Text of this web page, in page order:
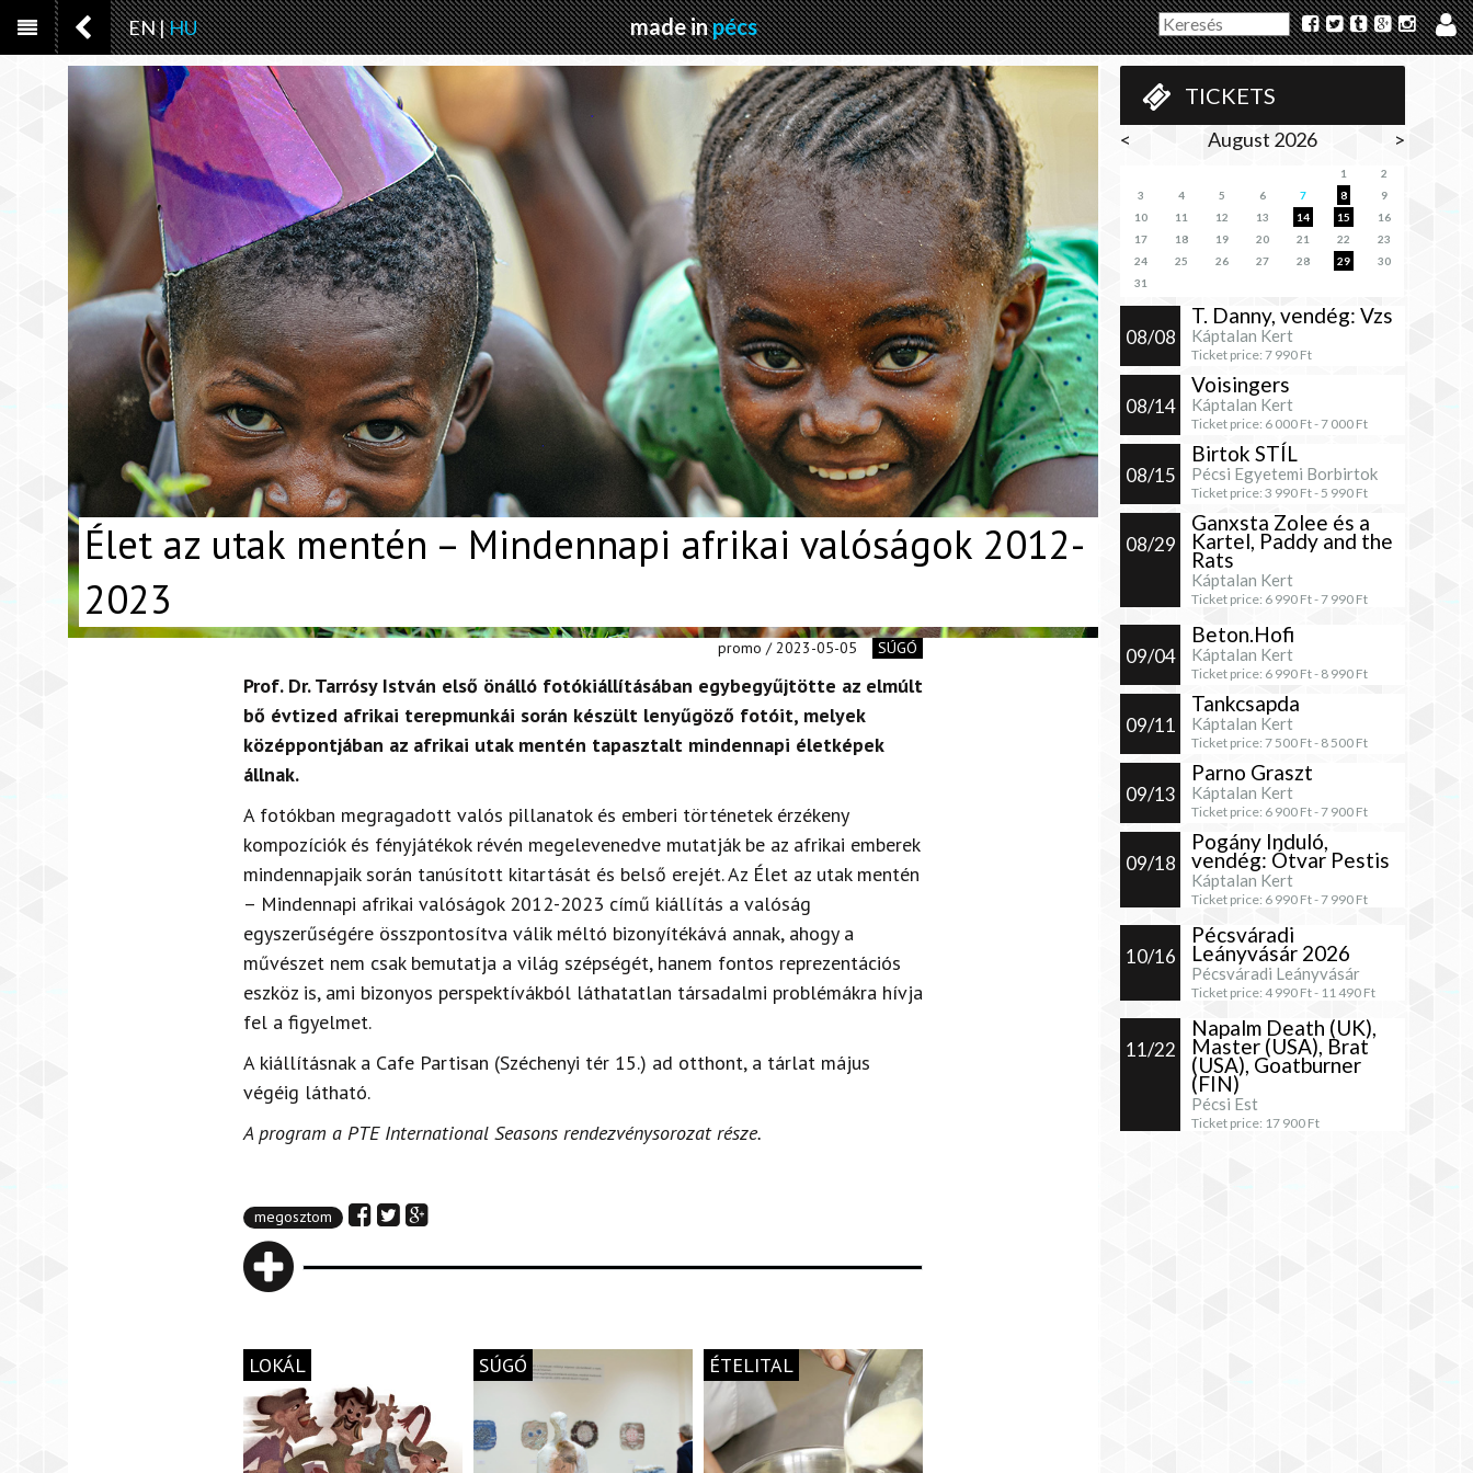
EN|HU made inpécs
TICKETS
< August 2026 >
1
2
3
4 5 6 7 8
9
10
11 12 13 14 15
16
17
18 19 20 21 22
23
24
25 26 27 28 29
30
31
08/08
T. Danny, vendég: Vzs
Káptalan Kert
Ticket price: 7 990 Ft
08/14
Voisingers
Káptalan Kert
Ticket price: 6 000 Ft -7 000 Ft
08/15
Birtok STÍL
Pécsi Egyetemi Borbirtok
Ticket price: 3 990 Ft - 5 990 Ft
08/29
Ganxsta Zolee és a
Kartel, Paddy and the
Rats
Káptalan Kert
Ticket price: 6 990 Ft -7 990 Ft
09/04
Beton.Hofi
Káptalan Kert
Ticket price: 6 990 Ft - 8 990 Ft
09/11
Tankcsapda
Káptalan Kert
Ticket price: 7 500 Ft - 8 500 Ft
09/13
Parno Graszt
Káptalan Kert
Ticket price: 6 900 Ft -7 900 Ft
09/18
Pogány Induló,
vendég: Ótvar Pestis
Káptalan Kert
Ticket price: 6 990 Ft -7 990 Ft
10/16
Pécsváradi
Leányvásár 2026
Pécsváradi Leányvásár
Ticket price: 4 990 Ft - 11 490 Ft
11/22
Napalm Death (UK),
Master (USA), Brat
(USA), Goatburner
(FIN)
Pécsi Est
Ticket price: 17 900 Ft
Élet az utak mentén – Mindennapi afrikai valóságok 2012-
2023
promo / 2023-05-05 SÚGÓ
Prof. Dr. Tarrósy István első önálló fotókiállításában egybegyűjtötte az elmúlt
bő évtized afrikai terepmunkái során készült lenyűgöző fotóit, melyek
középpontjában az afrikai utak mentén tapasztalt mindennapi életképek
állnak.
A fotókban megragadott valós pillanatok és emberi történetek érzékeny
kompozíciók és fényjátékok révén megelevenedve mutatják be az afrikai emberek
mindennapjaik során tanúsított kitartását és belső erejét. Az Élet az utak mentén
– Mindennapi afrikai valóságok 2012-2023 című kiállítás a valóság
egyszerűségére összpontosítva válik méltó bizonyítékává annak, ahogy a
művészet nem csak bemutatja a világ szépségét, hanem fontos reprezentációs
eszköz is, ami bizonyos perspektívákból láthatatlan társadalmi problémákra hívja
fel a figyelmet.
A kiállításnak a Cafe Partisan (Széchenyi tér 15.) ad otthont, a tárlat május
végéig látható.
A program a PTE International Seasons rendezvénysorozat része.
megosztom
LOKÁL SÚGÓ ÉTELITAL